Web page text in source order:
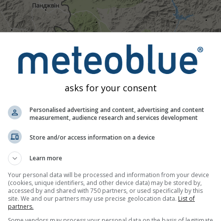
19:40 19:55 20:10 20:25 20:40 20:55
Сильний Дуже сильний
на Bāyder. Ця анімація показуєрадар опадів за
блискавки. Дані наданіnowcast.de(доступно у США,
радара.
позначена кольором від
реальному часі, Islamic Republic of Iran
asks for your consent
Personalised advertising and content, advertising and content
measurement, audience research and services development
Store and/or access information on a device
Learn more
Your personal data will be processed and information from your device
(cookies, unique identifiers, and other device data) may be stored by,
accessed by and shared with 750 partners, or used specifically by this
site. We and our partners may use precise geolocation data. List of
partners.